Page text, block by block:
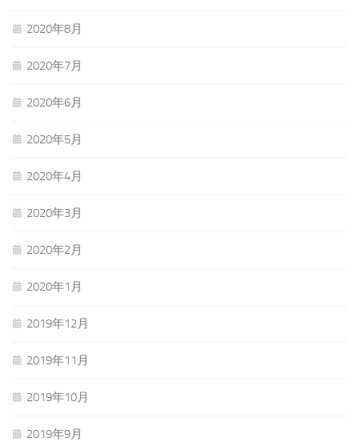
2020年8月
2020年7月
2020年6月
2020年5月
2020年4月
2020年3月
2020年2月
2020年1月
2019年12月
2019年11月
2019年10月
2019年9月